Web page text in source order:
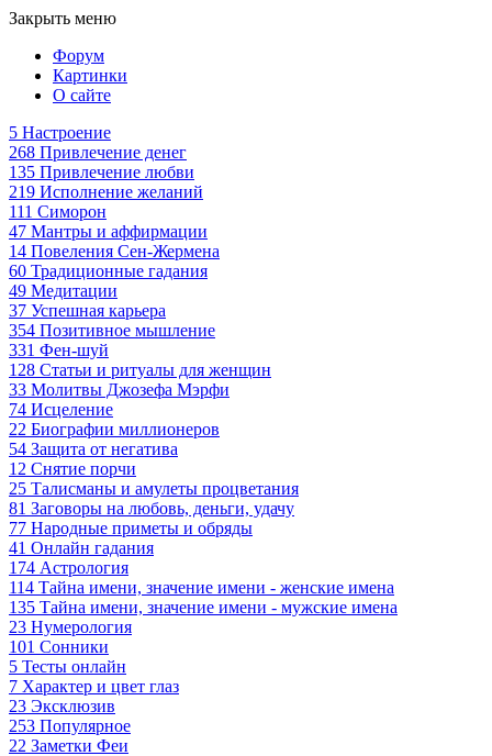
Закрыть меню
Форум
Картинки
О сайте
5 Настроение
268 Привлечение денег
135 Привлечение любви
219 Исполнение желаний
111 Симорон
47 Мантры и аффирмации
14 Повеления Сен-Жермена
60 Традиционные гадания
49 Медитации
37 Успешная карьера
354 Позитивное мышление
331 Фен-шуй
128 Статьи и ритуалы для женщин
33 Молитвы Джозефа Мэрфи
74 Исцеление
22 Биографии миллионеров
54 Защита от негатива
12 Снятие порчи
25 Талисманы и амулеты процветания
81 Заговоры на любовь, деньги, удачу
77 Народные приметы и обряды
41 Онлайн гадания
174 Астрология
114 Тайна имени, значение имени - женские имена
135 Тайна имени, значение имени - мужские имена
23 Нумерология
101 Сонники
5 Тесты онлайн
7 Характер и цвет глаз
23 Эксклюзив
253 Популярное
22 Заметки Феи